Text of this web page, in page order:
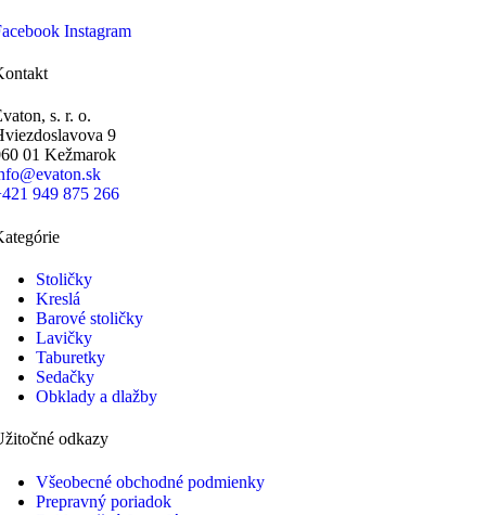
Instagram
s. r. o.
9
01 Kežmarok
949 875 266
Stoličky
Kreslá
Barové stoličky
Lavičky
Taburetky
Sedačky
Obklady a dlažby
odkazy
Všeobecné obchodné podmienky
Prepravný poriadok